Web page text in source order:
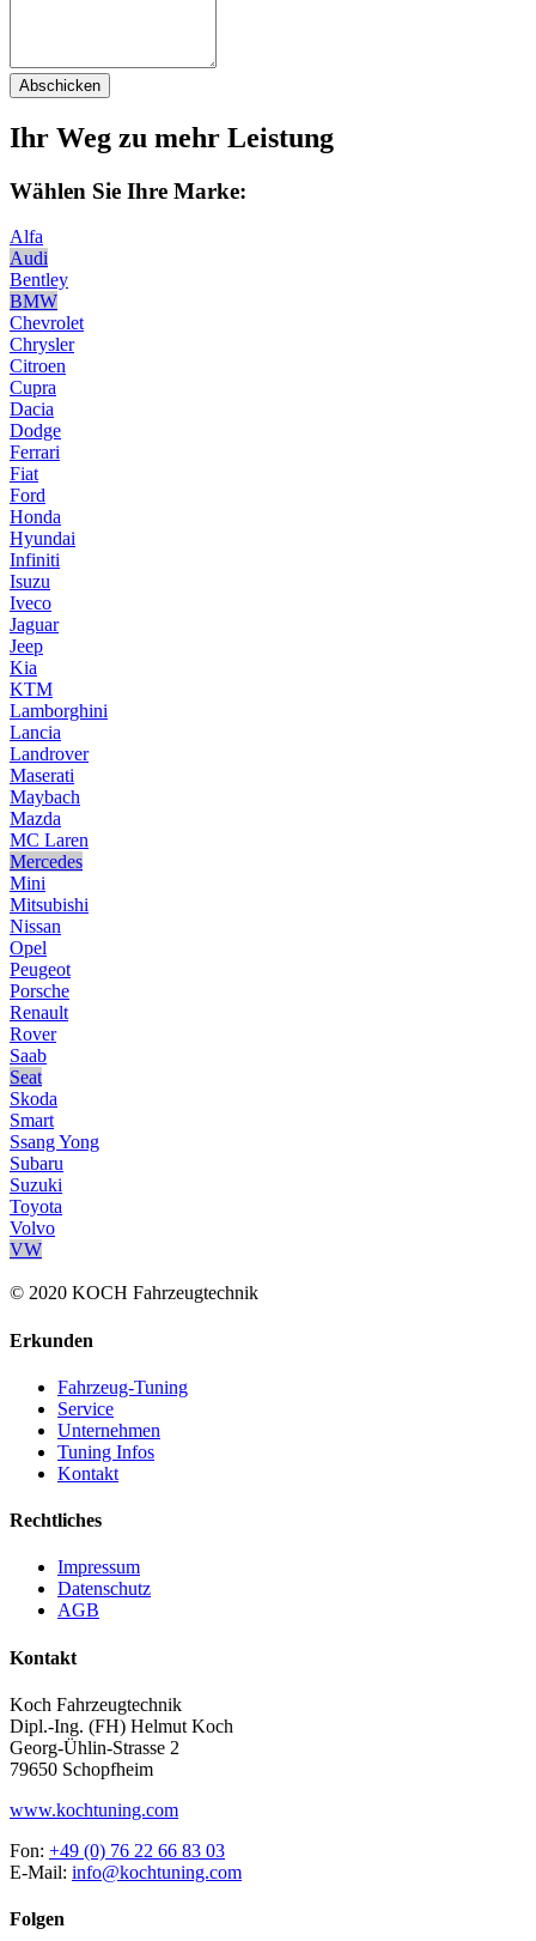
Abschicken
Ihr Weg zu mehr Leistung
Wählen Sie Ihre Marke:
Alfa
Audi
Bentley
BMW
Chevrolet
Chrysler
Citroen
Cupra
Dacia
Dodge
Ferrari
Fiat
Ford
Honda
Hyundai
Infiniti
Isuzu
Iveco
Jaguar
Jeep
Kia
KTM
Lamborghini
Lancia
Landrover
Maserati
Maybach
Mazda
MC Laren
Mercedes
Mini
Mitsubishi
Nissan
Opel
Peugeot
Porsche
Renault
Rover
Saab
Seat
Skoda
Smart
Ssang Yong
Subaru
Suzuki
Toyota
Volvo
VW
© 2020 KOCH Fahrzeugtechnik
Erkunden
Fahrzeug-Tuning
Service
Unternehmen
Tuning Infos
Kontakt
Rechtliches
Impressum
Datenschutz
AGB
Kontakt
Koch Fahrzeugtechnik
Dipl.-Ing. (FH) Helmut Koch
Georg-Ühlin-Strasse 2
79650 Schopfheim
www.kochtuning.com
Fon: +49 (0) 76 22 66 83 03
E-Mail: info@kochtuning.com
Folgen